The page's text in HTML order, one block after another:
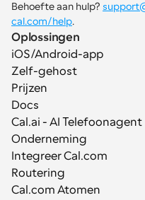
Behoefte aan hulp?
cal.com/help.
Oplossingen
iOS/Android-app
Zelf-gehost
Prijzen
Docs
Cal.ai - AI Telefoonagent
Onderneming
Integreer Cal.com
Routering
Cal.com Atomen